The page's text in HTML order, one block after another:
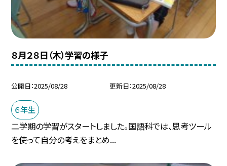
８月２８日（木）学習の様子
公開日 2025/08/28 更新日 2025/08/28
６年生
二学期の学習がスタートしました。国語科では、思考ツール
を使って自分の考えをまとめ...